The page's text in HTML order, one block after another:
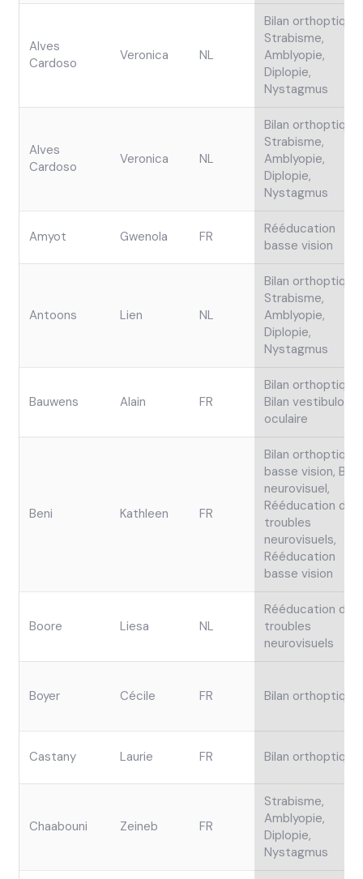
Alves
Cardoso
Veronica NL
Bilan orthoptique,
Strabisme,
Amblyopie,
Diplopie,
Nystagmus
Alves
Cardoso
Veronica NL
Bilan orthoptique,
Strabisme,
Amblyopie,
Diplopie,
Nystagmus
Amyot Gwenola FR
Rééducation
basse vision
Antoons Lien NL
Bilan orthoptique,
Strabisme,
Amblyopie,
Diplopie,
Nystagmus
Bauwens Alain FR
Bilan orthoptique,
Bilan vestibulo-
oculaire
Beni Kathleen FR
Bilan orthoptique
basse vision,
neurovisuel,
Rééducation des
troubles
neurovisuels,
Rééducation
basse vision
Boore Liesa NL
Rééducation des
troubles
neurovisuels
Boyer Cécile FR Bilan orthoptique
Castany Laurie FR Bilan orthoptique
Chaabouni Zeineb FR
Strabisme,
Amblyopie,
Diplopie,
Nystagmus